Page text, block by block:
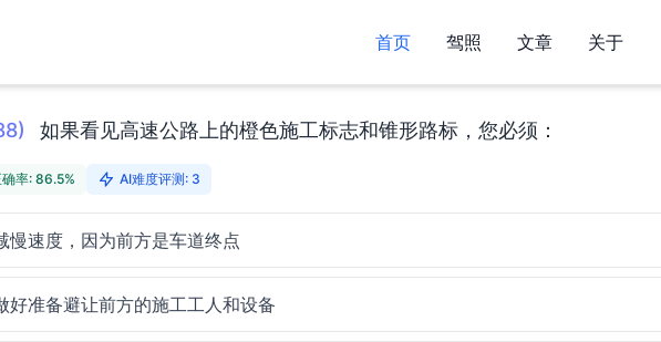
首页 驾照 文章 关于
如果看见高速公路上的橙色施工标志和锥形路标，您必须：
率: 86.5% AI难度评测: 3
慢速度，因为前方是车道终点
好准备避让前方的施工工人和设备